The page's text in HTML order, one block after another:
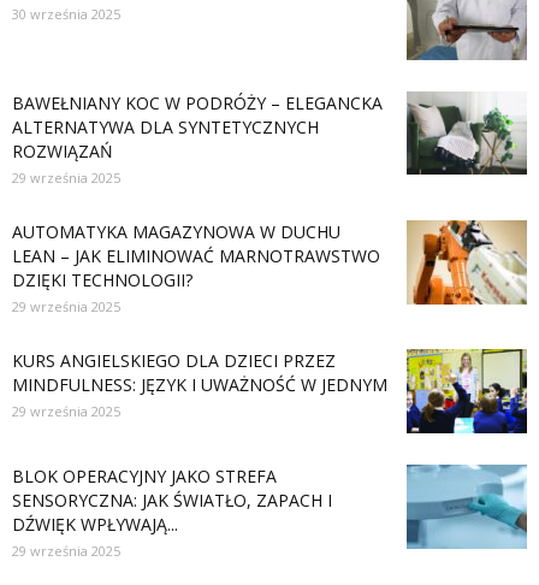
30 września 2025
BAWEŁNIANY KOC W PODRÓŻY – ELEGANCKA
ALTERNATYWA DLA SYNTETYCZNYCH
ROZWIĄZAŃ
29 września 2025
AUTOMATYKA MAGAZYNOWA W DUCHU
LEAN – JAK ELIMINOWAĆ MARNOTRAWSTWO
DZIĘKI TECHNOLOGII?
29 września 2025
KURS ANGIELSKIEGO DLA DZIECI PRZEZ
MINDFULNESS: JĘZYK I UWAŻNOŚĆ W JEDNYM
29 września 2025
BLOK OPERACYJNY JAKO STREFA
SENSORYCZNA: JAK ŚWIATŁO, ZAPACH I
DŹWIĘK WPŁYWAJĄ...
29 września 2025